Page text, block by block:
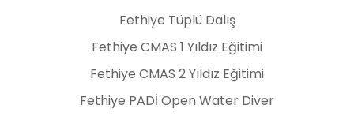
Fethiye Tüplü Dalış
Fethiye CMAS 1 Yıldız Eğitimi
Fethiye CMAS 2 Yıldız Eğitimi
Fethiye PADİ Open Water Diver